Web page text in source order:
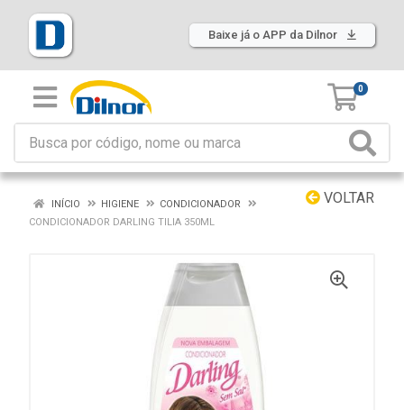
Baixe já o APP da Dilnor
0
VOLTAR
INÍCIO HIGIENE
CONDICIONADOR
CONDICIONADOR DARLING TILIA 350ML